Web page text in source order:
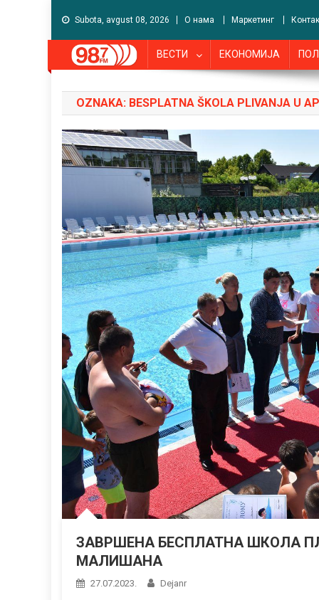
Subota, avgust 08, 2026 О нама Маркетинг
ВЕСТИ ЕКОНОМИЈА
OZNAKA: BESPLATNA ŠKOLA PLIVANJA U
ЗАВРШЕНА БЕСПЛАТНА ШКОЛА
МАЛИШАНА
27.07.2023. Dejanr